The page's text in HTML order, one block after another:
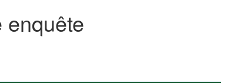
enquête